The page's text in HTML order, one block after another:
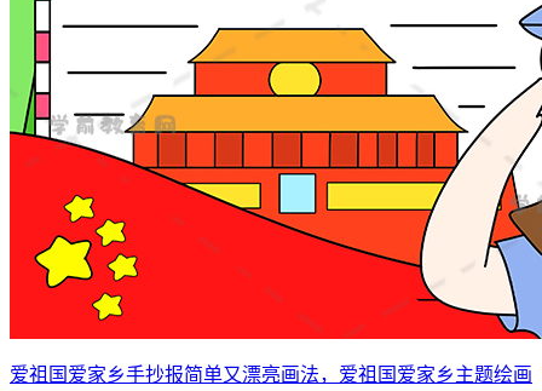
爱祖国爱家乡手抄报简单又漂亮画法，爱祖国爱家乡主题绘画